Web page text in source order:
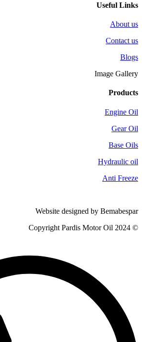
Useful Links
About us
Contact us
Blogs
Image Gallery
Products
Engine Oil
Gear Oil
Base Oils
Hydraulic oil
Anti Freeze
Website designed by Bemabespar
© 2024 Copyright Pardis Motor Oil